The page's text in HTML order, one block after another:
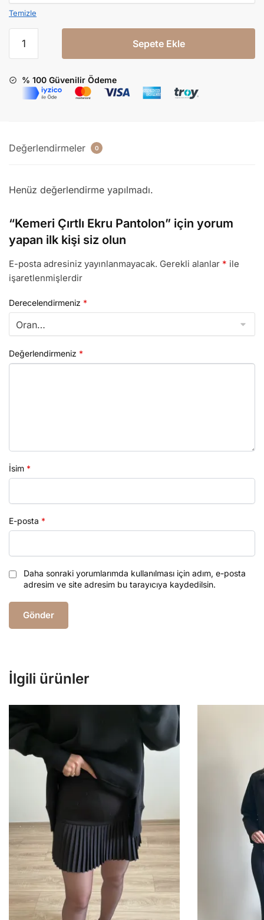
Temizle
Sepete Ekle
% 100 Güvenilir Ödeme
Değerlendirmeler 0
Henüz değerlendirme yapılmadı.
“Kemeri Çırtlı Ekru Pantolon” için yorum
yapan ilk kişi siz olun
E-posta adresiniz yayınlanmayacak. Gerekli alanlar * ile
işaretlenmişlerdir
Derecelendirmeniz *
Değerlendirmeniz *
İsim *
E-posta *
Daha sonraki yorumlarımda kullanılması için adım, e-posta
adresim ve site adresim bu tarayıcıya kaydedilsin.
İlgili ürünler